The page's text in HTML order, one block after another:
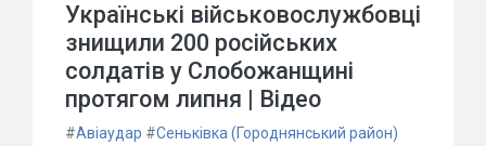
Українські військовослужбовці
знищили 200 російських
солдатів у Слобожанщині
протягом липня | Відео
#Авіаудар #Сеньківка (Городнянський район)